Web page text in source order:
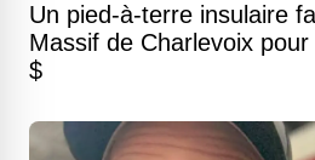
Un pied-à-terre insulaire
Massif de Charlevoix
$